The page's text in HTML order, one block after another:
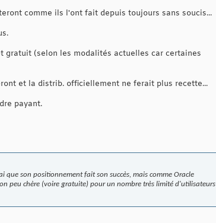
comme ils l'ont fait depuis toujours sans soucis...
gratuit (selon les modalités actuelles car certaines
et la distrib. officiellement ne ferait plus recette...
payant.
que son positionnement fait son succès, mais comme Oracle
peu chère (voire gratuite) pour un nombre très limité d'utilisateurs